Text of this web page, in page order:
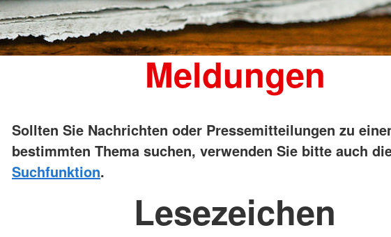
Meldungen
Sollten Sie Nachrichten oder Pressemitteilungen zu
bestimmten Thema suchen, verwenden Sie bitte auch
Suchfunktion.
Lesezeichen